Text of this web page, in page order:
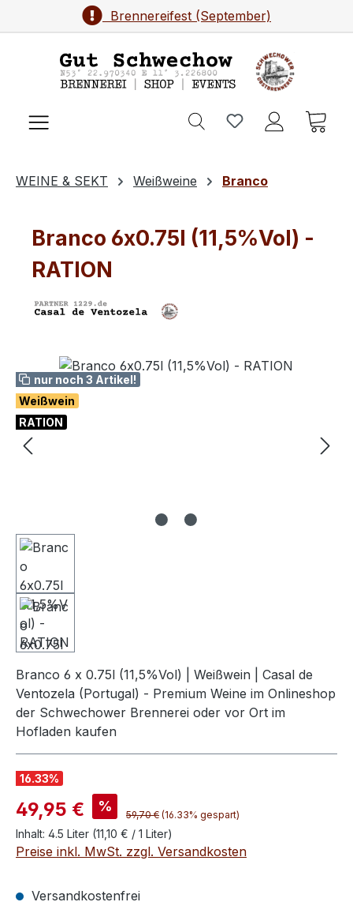
Zum Hauptinhalt springenBrennereifest (September)
WEINE & SEKT Weißweine Branco
Branco 6x0.75l (11,5%Vol) -
RATION
Bildergalerie überspringen
nur noch 3 Artikel!
Weißwein
RATION
Branco 6 x 0.75l (11,5%Vol) | Weißwein | Casal de
Ventozela (Portugal) - Premium Weine im Onlineshop
der Schwechower Brennerei oder vor Ort im
Hofladen kaufen
16.33%
Verkaufspreis:
49,95 € % Regulärer Preis:
59,70 € (16.33% gespart)
Inhalt: 4.5 Liter (11,10 € / 1 Liter)
Preise inkl. MwSt. zzgl. Versandkosten
Versandkostenfrei